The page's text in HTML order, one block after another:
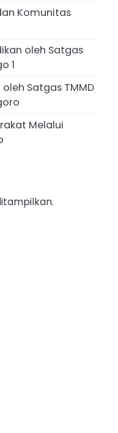
Komunitas
oleh Satgas
1
oleh Satgas TMMD
Melalui